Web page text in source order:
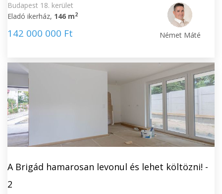
Budapest 18. kerület
Eladó ikerház, 146 m2
142 000 000 Ft Német Máté
A Brigád hamarosan levonul és lehet költözni! -
2